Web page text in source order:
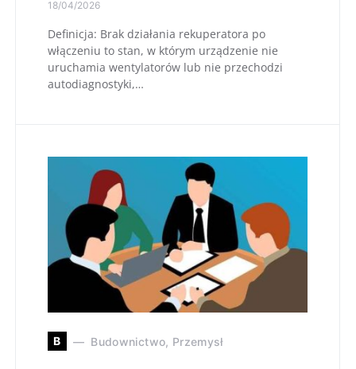
18/04/2026
Definicja: Brak działania rekuperatora po
włączeniu to stan, w którym urządzenie nie
uruchamia wentylatorów lub nie przechodzi
autodiagnostyki,…
B Budownictwo, Przemysł